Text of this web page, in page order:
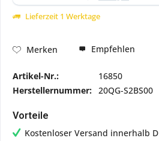
Lieferzeit 1 Werktage
Merken Empfehlen
Artikel-Nr.:
16850
Herstellernummer: 20QG-S2BS00
Vorteile
Kostenloser Versand innerhalb D